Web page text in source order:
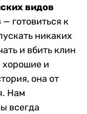
видов
готовиться к
никаких
и вбить клин
хорошие и
она от
Нам
всегда